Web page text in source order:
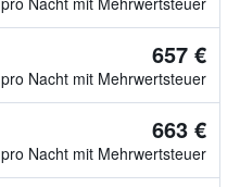
657 €
pro Nacht mit Mehrwertsteuer
663 €
pro Nacht mit Mehrwertsteuer